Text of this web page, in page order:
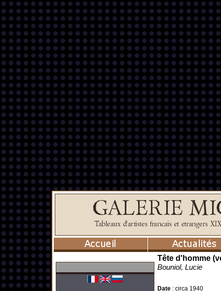
Tête d'homme
Bouniol, Lucie
Date : circa 1940